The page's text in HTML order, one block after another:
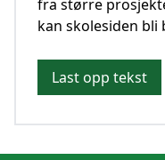
fra større
kan skolesiden bli
Last opp tekst